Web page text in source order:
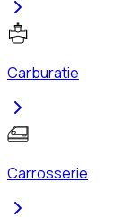
Carburatie
Carrosserie